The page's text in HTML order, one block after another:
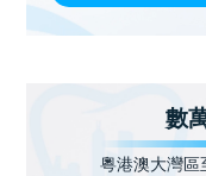
數
粵港澳大灣區